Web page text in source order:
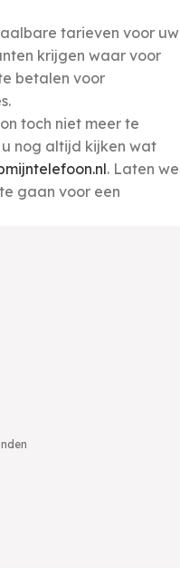
tarieven voor uw
krijgen waar voor
betalen voor
toch niet meer te
nog altijd kijken wat
. Laten we
gaan voor een